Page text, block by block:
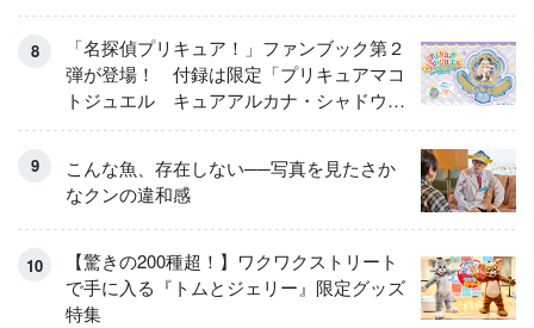
「名探偵プリキュア！」ファンブック第２
弾が登場！ 付録は限定「プリキュアマコ
トジュエル キュアアルカナ・シャドウ
アイスver.」 キュアエクレールを大特
こんな魚、存在しない──写真を見たさか
なクンの違和感
【驚きの200種超！】ワクワクストリート
で手に入る『トムとジェリー』限定グッズ
特集